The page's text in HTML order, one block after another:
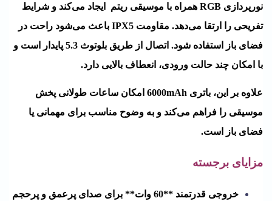
نورپردازی RGB همراه با موسیقی ریتم ایجاد می‌کند و شرایط
تفریحی را ارتقا می‌دهد. مقاومت IPX5 باعث می‌شود راحت در
فضای باز استفاده شود. اتصال از طریق بلوتوث 5.3 پایدار است و
با امکان چند حالت ورودی، انعطاف بالایی دارد.
علاوه بر این، باتری 6000mAh امکان ساعات طولانی پخش
موسیقی را فراهم می‌کند و به وضوح مناسب برای مهمانی یا
فضای باز است.
مزایای برجسته
خروجی قدرتمند **60 وات** برای صدای پرعمق و پرحجم